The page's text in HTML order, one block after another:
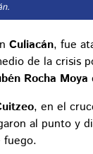
Culiacán, fue
de la crisis
Rocha Moya
, en el
al punto y
fuego.